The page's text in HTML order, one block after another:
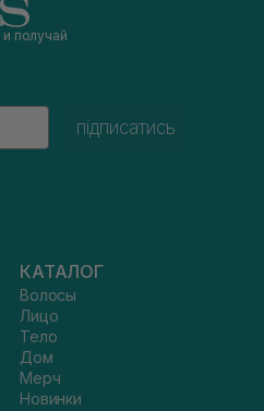
и получай
підписатись
КАТАЛОГ
Волосы
Лицо
Тело
Дом
Мерч
Новинки